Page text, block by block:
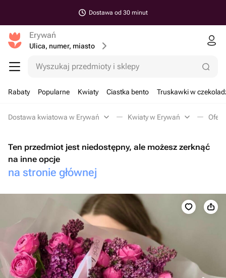
Dostawa od 30 minut
Erywań
Ulica, numer, miasto
Wyszukaj przedmioty i sklepy
Rabaty Popularne Kwiaty Ciastka bento Truskawki w
Dostawa kwiatowa w Erywań Kwiaty w Erywań
Ten przedmiot jest niedostępny, ale możesz zerknąć
na inne opcje
na stronie głównej